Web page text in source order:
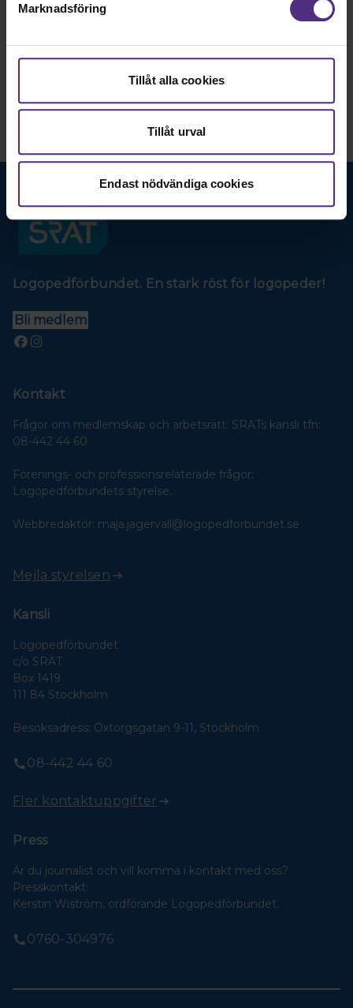
Marknadsföring
Tillåt alla cookies
Tillåt urval
Endast nödvändiga cookies
Logopedförbundet. En stark röst för logopeder!
Bli medlem
Kontakt
Frågor om medlemskap och arbetsrätt: SRATs kansli tfn:
08-442 44 60
Förenings- och professionsrelaterade frågor:
Logopedförbundets styrelse.
Webbredaktör: maja.jagervall@logopedforbundet.se
Mejla styrelsen
Kansli
Logopedförbundet
c/o SRAT
Box 1419
111 84 Stockholm
Besöksadress: Oxtorgsgatan 9-11, Stockholm
08-442 44 60
Fler kontaktuppgifter
Press
Är du journalist och vill komma i kontakt med oss?
Presskontakt:
Kerstin Wiström, ordförande Logopedförbundet.
0760-304976